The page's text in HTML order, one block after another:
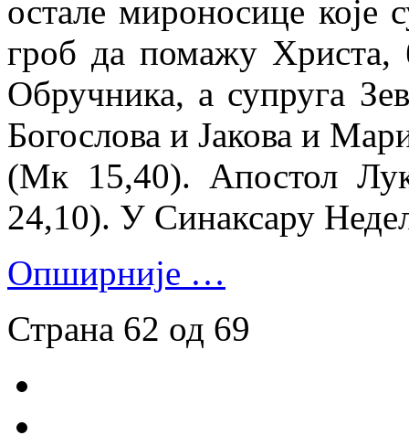
остале мироносице
гроб да помажу Христа,
Обручника, а супруга
Богослова и Јакова и
(Мк 15,40). Апостол
24,10). У Синаксару
Опширније …
Страна 62 од 69